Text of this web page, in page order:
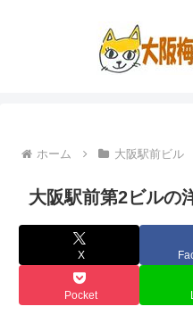
ホーム 大阪駅前ビル
大阪駅前第2ビルの
X
Pocket